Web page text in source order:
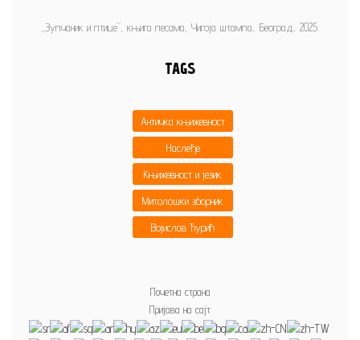
„Зупчаник и птице”, књига песама, Чигоја штампа, Београд, 2025.
TAGS
Античка књижевност
Наслеђе
Књижевност и језик
Митолошки зборник
Војислав Ђурић
Почетна страна
Пријава на сајт